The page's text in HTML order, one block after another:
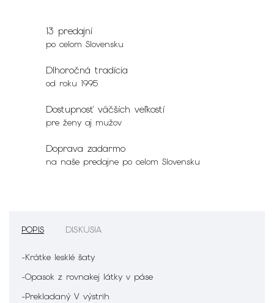
13 predajní
po celom Slovensku
Dlhoročná tradícia
od roku 1995
Dostupnosť väčších veľkostí
pre ženy aj mužov
Doprava zadarmo
na naše predajne po celom Slovensku
POPIS DISKUSIA
-Krátke lesklé šaty
-Opasok z rovnakej látky v páse
-Prekladaný V výstrih